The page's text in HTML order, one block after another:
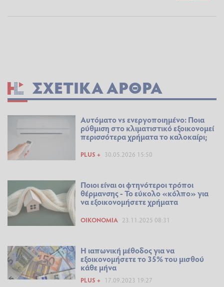
ΣΧΕΤΙΚΆ ΆΡΘΡΑ
Αυτόματο vs ενεργοποιημένο: Ποια
ρύθμιση στο κλιματιστικό εξοικονομεί
περισσότερα χρήματα το καλοκαίρι;
PLUS + 30.05.2026 15:50
Ποιοι είναι οι φτηνότεροι τρόποι
θέρμανσης - Το εύκολο «κόλπο» για
να εξοικονομήσετε χρήματα
ΟΙΚΟΝΟΜΊΑ 23.11.2025 08:31
H ιαπωνική μέθοδος για να
εξοικονομήσετε το 35% του μισθού
κάθε μήνα
PLUS + 17.09.2023 19:27